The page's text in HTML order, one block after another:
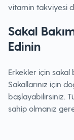
vitamin takviyesi
Sakal
Edinin
Erkekler için sakal
Sakallarınız için
başlayabilirsiniz.
sahip olmanız